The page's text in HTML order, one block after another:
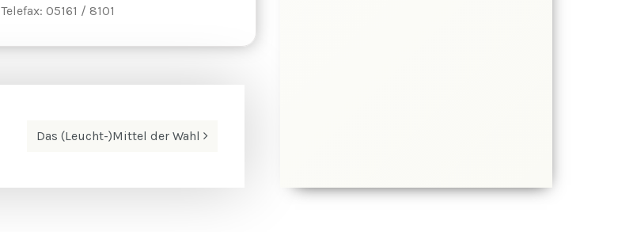
Telefax: 05161 / 8101
Das (Leucht-)Mittel der Wahl